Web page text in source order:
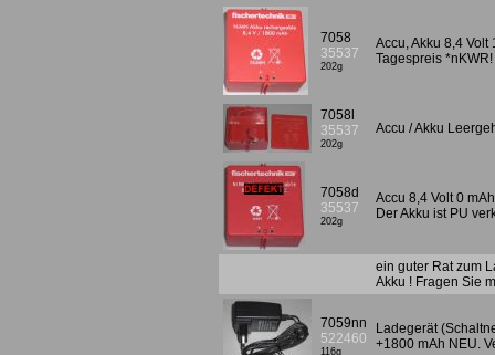
7058
35537
202g
Accu, Akku 8,4
Tagespreis *nKWR!
7058l
35537
202g
Accu / Akku
7058d
35537
202g
Accu 8,4 Volt 0
Der Akku ist PU
ein guter Rat zum
Akku ! Fragen Sie
7059nn
522460
116g
Ladegerät
+1800 mAh NEU.